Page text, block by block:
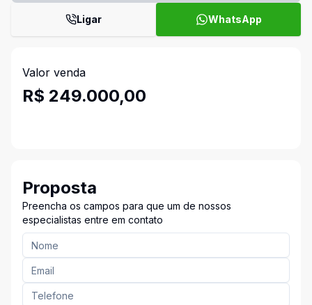
Ligar WhatsApp
Valor venda
R$ 249.000,00
Proposta
Preencha os campos para que um de nossos
especialistas entre em contato